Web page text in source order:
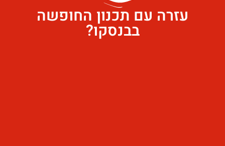
עזרה עם תכנון החופשה
בבנסקו?